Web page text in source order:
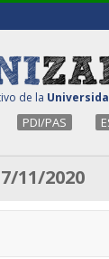
de la
PDI/PAS
11/2020